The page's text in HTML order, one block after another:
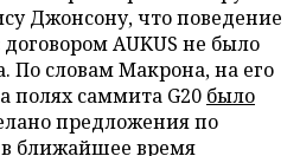
Джонсону, что поведение
AUKUS не было
По словам Макрона, на его
полях саммита G20 было
предложения по
ближайшее время